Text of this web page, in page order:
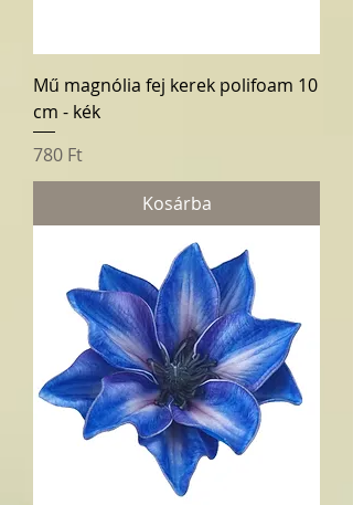
Mű magnólia fej kerek polifoam 10
cm - kék
Ár
780 Ft
Kosárba